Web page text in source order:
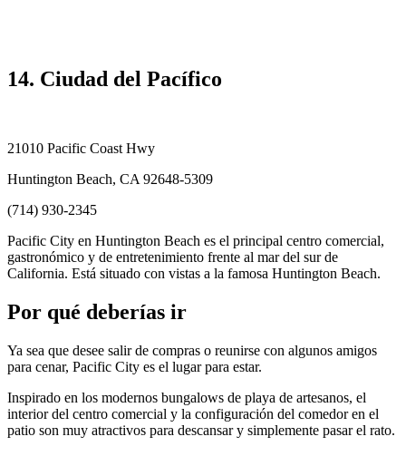
14. Ciudad del Pacífico
21010 Pacific Coast Hwy
Huntington Beach, CA 92648-5309
(714) 930-2345
Pacific City en Huntington Beach es el principal centro comercial,
gastronómico y de entretenimiento frente al mar del sur de
California. Está situado con vistas a la famosa Huntington Beach.
Por qué deberías ir
Ya sea que desee salir de compras o reunirse con algunos amigos
para cenar, Pacific City es el lugar para estar.
Inspirado en los modernos bungalows de playa de artesanos, el
interior del centro comercial y la configuración del comedor en el
patio son muy atractivos para descansar y simplemente pasar el rato.